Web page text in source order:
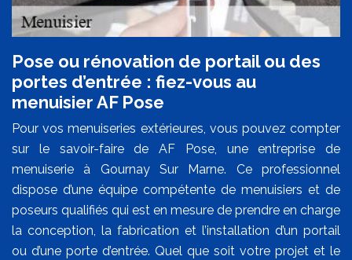
Pose ou rénovation de portail ou des
portes d’entrée : fiez-vous au
menuisier AF Pose
Pour vos menuiseries extérieures, vous pouvez compter
sur le savoir-faire de AF Pose, une entreprise de
menuiserie à Gournay Sur Marne. Ce professionnel
dispose d’une équipe compétente de menuisiers et de
poseurs qualifiés qui est en mesure de prendre en charge
la conception, la fabrication et l’installation d’un portail
ou d’une porte d’entrée. Quel que soit votre projet et le